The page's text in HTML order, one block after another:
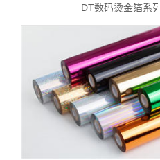
DT数码烫金箔系列